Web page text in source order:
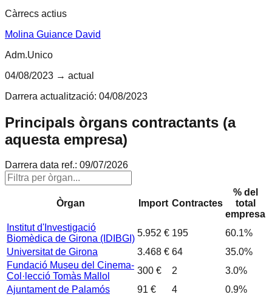
Càrrecs actius
Molina Guiance David
Adm.Unico
04/08/2023 → actual
Darrera actualització: 04/08/2023
Principals òrgans contractants (a
aquesta empresa)
Darrera data ref.: 09/07/2026
Òrgan Import Contractes
% del
total
empresa
Institut d'Investigació
Biomèdica de Girona (IDIBGI)
5.952 € 195 60.1%
Universitat de Girona
3.468 € 64 35.0%
Fundació Museu del Cinema-
Col·lecció Tomàs Mallol
300 € 2 3.0%
Ajuntament de Palamós
91 € 4 0.9%